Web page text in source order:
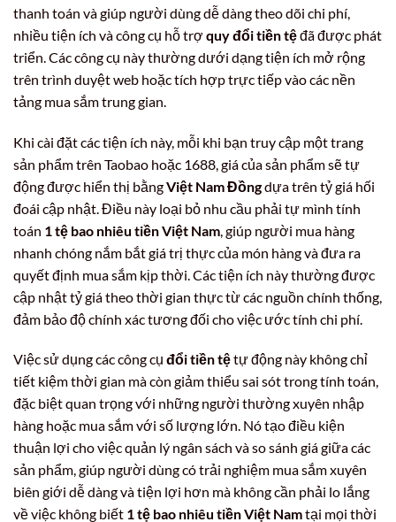
thanh toán và giúp người dùng dễ dàng theo dõi chi phí,
nhiều tiện ích và công cụ hỗ trợ quy đổi tiền tệđã được phát
triển. Các công cụ này thường dưới dạng tiện ích mở rộng
trên trình duyệt web hoặc tích hợp trực tiếp vào các nền
tảng mua sắm trung gian.
Khi cài đặt các tiện ích này, mỗi khi bạn truy cập một trang
sản phẩm trên Taobao hoặc 1688, giá của sản phẩm sẽ tự
động được hiển thị bằngViệt Nam Đồngdựa trên tỷ giá hối
đoái cập nhật. Điều này loại bỏ nhu cầu phải tự mình tính
toán 1 tệ bao nhiêu tiền Việt Nam , giúp người mua hàng
nhanh chóng nắm bắt giá trị thực của món hàng và đưa ra
quyết định mua sắm kịp thời. Các tiện ích này thường được
cập nhật tỷ giá theo thời gian thực từ các nguồn chính thống,
đảm bảo độ chính xác tương đối cho việc ước tính chi phí.
Việc sử dụng các công cụ đổi tiền tệtự động này không chỉ
tiết kiệm thời gian mà còn giảm thiểu sai sót trong tính toán,
đặc biệt quan trọng với những người thường xuyên nhập
hàng hoặc mua sắm với số lượng lớn. Nó tạo điều kiện
thuận lợi cho việc quản lý ngân sách và so sánh giá giữa các
sản phẩm, giúp người dùng có trải nghiệm mua sắm xuyên
biên giới dễ dàng và tiện lợi hơn mà không cần phải lo lắng
về việc không biết 1 tệ bao nhiêu tiền Việt Namtại mọi thời